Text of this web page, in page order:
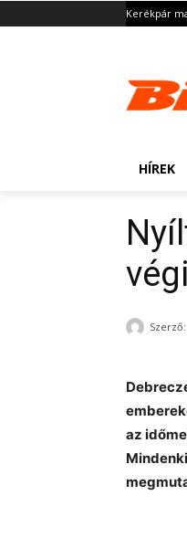
Kerékpár
HÍREK
Szerző:
az